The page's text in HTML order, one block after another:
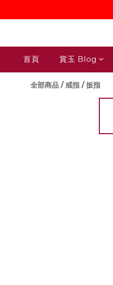
首頁 賞玉 Blog
全部商品 /戒指 / 扳指